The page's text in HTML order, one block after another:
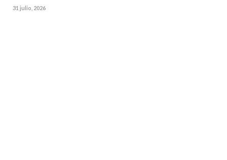
31 julio, 2026